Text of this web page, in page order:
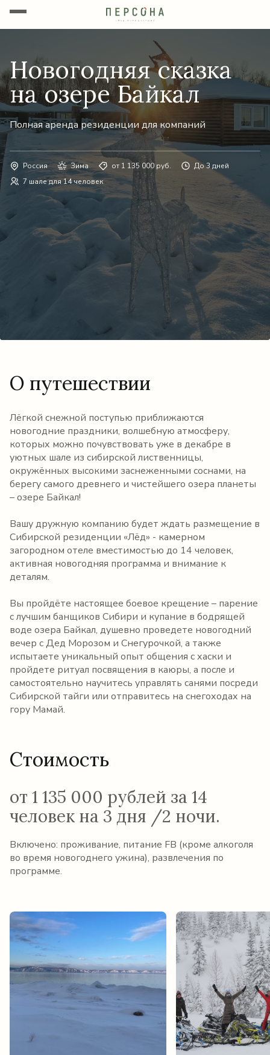
Новогодняя сказка
на озере Байкал
Полная аренда резиденции для компаний
Россия Зима от 1 135 000 руб.
До 3 дней
7 шале для 14 человек
О путешествии
Лёгкой снежной поступью приближаются
новогодние праздники, волшебную атмосферу,
которых можно почувствовать уже в декабре в
уютных шале из сибирской лиственницы,
окружённых высокими заснеженными соснами, на
берегу самого древнего и чистейшего озера планеты
– озере Байкал!
Вашу дружную компанию будет ждать размещение в
Сибирской резиденции «Лёд» - камерном
загородном отеле вместимостью до 14 человек,
активная новогодняя программа и внимание к
деталям.
Вы пройдёте настоящее боевое крещение – парение
с лучшим банщиков Сибири и купание в бодрящей
воде озера Байкал, душевно проведете новогодний
вечер с Дед Морозом и Снегурочкой, а также
испытаете уникальный опыт общения с хаски и
пройдете ритуал посвящения в каюры, а после и
самостоятельно научитесь управлять санями посреди
Сибирской тайги или отправитесь на снегоходах на
гору Мамай.
Стоимость
от 1 135 000 рублей за 14
человек на 3 дня /2 ночи.
Включено: проживание, питание FB (кроме алкоголя
во время новогоднего ужина), развлечения по
программе.